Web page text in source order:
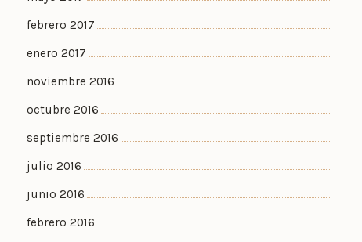
febrero 2017
enero 2017
noviembre 2016
octubre 2016
septiembre 2016
julio 2016
junio 2016
febrero 2016